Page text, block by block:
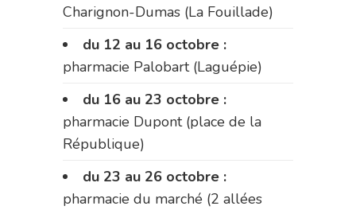
Charignon-Dumas (La Fouillade)
du 12 au 16 octobre :
pharmacie Palobart (Laguépie)
du 16 au 23 octobre :
pharmacie Dupont (place de la
République)
du 23 au 26 octobre :
pharmacie du marché (2 allées